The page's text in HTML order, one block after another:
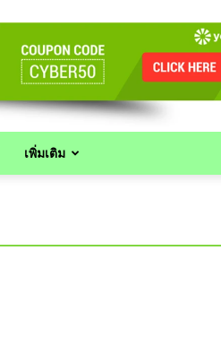
เพิ่มเติม